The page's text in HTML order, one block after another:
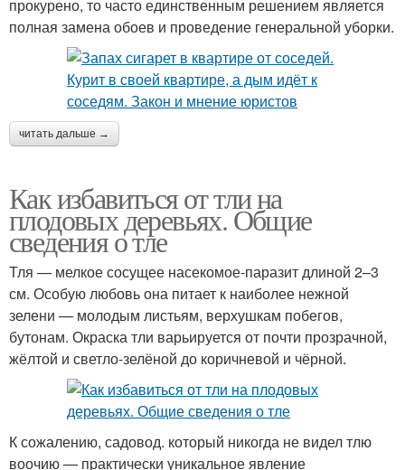
прокурено, то часто единственным решением является
полная замена обоев и проведение генеральной уборки.
читать дальше →
Как избавиться от тли на
плодовых деревьях. Общие
сведения о тле
Тля — мелкое сосущее насекомое-паразит длиной 2–3
см. Особую любовь она питает к наиболее нежной
зелени — молодым листьям, верхушкам побегов,
бутонам. Окраска тли варьируется от почти прозрачной,
жёлтой и светло-зелёной до коричневой и чёрной.
К сожалению, садовод. который никогда не видел тлю
воочию — практически уникальное явление